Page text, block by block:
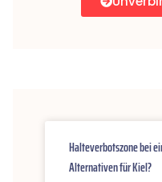
Halteverbotszone bei
Alternativen für Kiel?